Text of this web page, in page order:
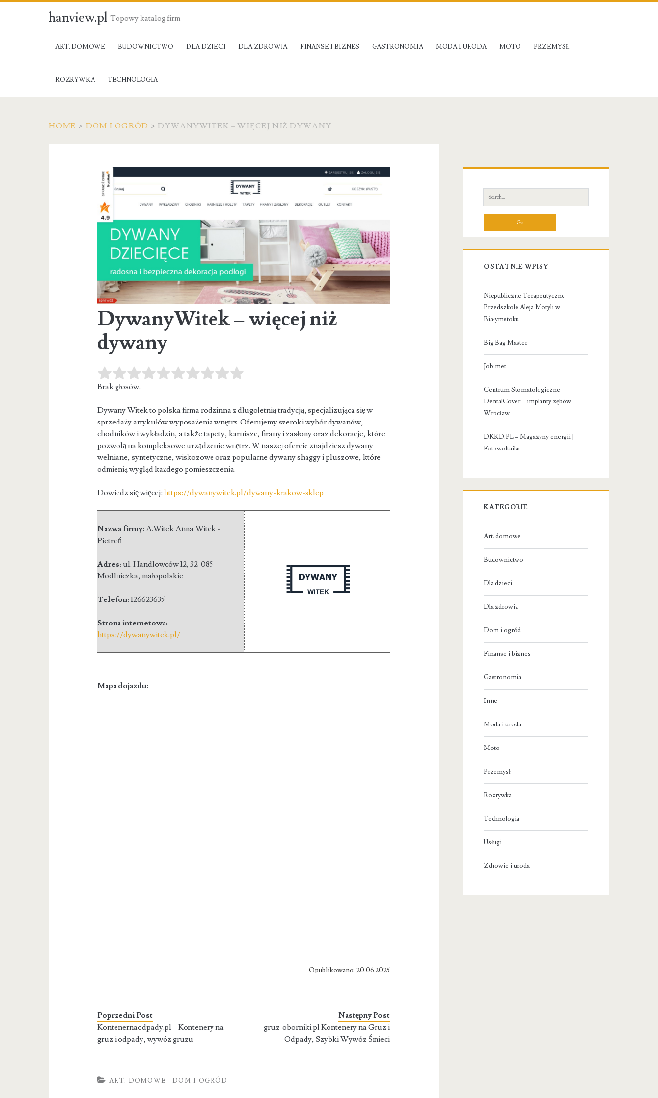
hanview.pl Topowy katalog firm
ART. DOMOWE BUDOWNICTWO DLA DZIECI DLA ZDROWIA FINANSE I BIZNES GASTRONOMIA MODA I URODA MOTO PRZEMYSŁ
ROZRYWKA TECHNOLOGIA
HOME > DOM I OGRÓD >DYWANYWITEK – WIĘCEJ NIŻ DYWANY
DywanyWitek – więcej niż
dywany
Brak głosów.
Dywany Witek to polska firma rodzinna z długoletnią tradycją, specjalizująca się w
sprzedaży artykułów wyposażenia wnętrz. Oferujemy szeroki wybór dywanów,
chodników i wykładzin, a także tapety, karnisze, firany i zasłony oraz dekoracje, które
pozwolą na kompleksowe urządzenie wnętrz. W naszej ofercie znajdziesz dywany
wełniane, syntetyczne, wiskozowe oraz popularne dywany shaggy i pluszowe, które
odmienią wygląd każdego pomieszczenia.
Dowiedz się więcej:https://dywanywitek.pl/dywany-krakow-sklep
Nazwa firmy:A.Witek Anna Witek -
Pietroń
Adres:ul. Handlowców 12,32-085
Modlniczka,małopolskie
Telefon:126623635
Strona internetowa:
https://dywanywitek.pl/
Mapa dojazdu:
Opublikowano: 20.06.2025
Poprzedni Post
Kontenernaodpady.pl – Kontenery na
gruz i odpady, wywóz gruzu
Następny Post
gruz-oborniki.pl Kontenery na Gruz i
Odpady, Szybki Wywóz Śmieci
ART. DOMOWE DOM I OGRÓD
Sidebar
Search
for:
OSTATNIE WPISY
Niepubliczne Terapeutyczne
Przedszkole Aleja Motyli w
Białymstoku
Big Bag Master
Jobimet
Centrum Stomatologiczne
DentalCover – implanty zębów
Wrocław
DKKD.PL – Magazyny energii |
Fotowoltaika
KATEGORIE
Art. domowe
Budownictwo
Dla dzieci
Dla zdrowia
Dom i ogród
Finanse i biznes
Gastronomia
Inne
Moda i uroda
Moto
Przemysł
Rozrywka
Technologia
Usługi
Zdrowie i uroda